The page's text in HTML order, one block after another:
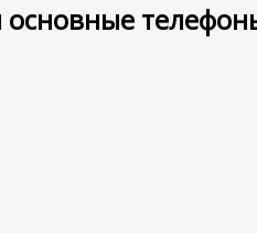
основные